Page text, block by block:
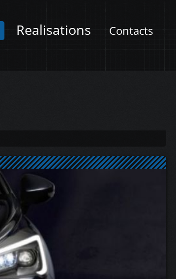
Realisations Contacts